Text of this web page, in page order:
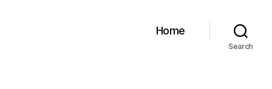
Home
Search